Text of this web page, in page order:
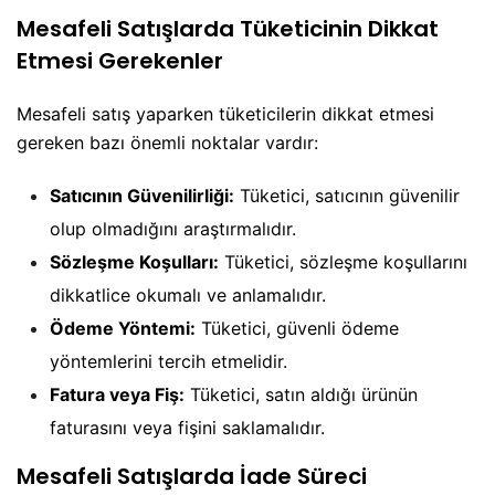
Mesafeli Satışlarda Tüketicinin Dikkat
Etmesi Gerekenler
Mesafeli satış yaparken tüketicilerin dikkat etmesi
gereken bazı önemli noktalar vardır:
Satıcının Güvenilirliği: Tüketici, satıcının güvenilir
olup olmadığını araştırmalıdır.
Sözleşme Koşulları: Tüketici, sözleşme koşullarını
dikkatlice okumalı ve anlamalıdır.
Ödeme Yöntemi: Tüketici, güvenli ödeme
yöntemlerini tercih etmelidir.
Fatura veya Fiş: Tüketici, satın aldığı ürünün
faturasını veya fişini saklamalıdır.
Mesafeli Satışlarda İade Süreci